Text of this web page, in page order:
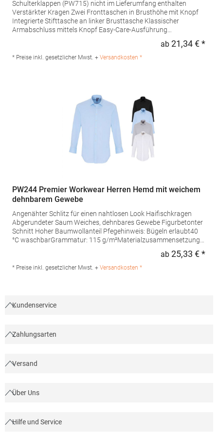
Schulterklappen (PW715) nicht im Lieferumfang enthalten
Verstärkter Kragen Zwei Fronttaschen in Brusthöhe mit Knopf
Integrierte Stifttasche an linker Brusttasche Klassischer
Armabschluss mittels Knopf Easy-Care-Ausführung
Produktsicherheit: Herst.-Nr.: PR210Hersteller: Premier Clothing
ab 21,34 € *
* Preise inkl. gesetzlicher Mwst. + Versandkosten *
PW244 Premier Workwear Herren Hemd mit weichem
dehnbarem Gewebe
Angenähter Schlitz für einen nahtlosen Look Haifischkragen
Abgerundeter Saum Weiches, dehnbares Gewebe Figurbetonter
Schnitt Hoher Baumwollanteil Pfegehinweis: Bügeln erlaubt40
°C waschbarGrammatur: 115 g/m²Materialzusammensetzung:
Produktsicherheit: Herst.-Nr.: PR244 Hersteller: Premier Clothing
Ltd President Kennedylaan 19 Office 3.39 2517JK Gravenhage
ab 25,33 € *
* Preise inkl. gesetzlicher Mwst. + Versandkosten *
Kundenservice
Zahlungsarten
Versand
Über Uns
Hilfe und Service